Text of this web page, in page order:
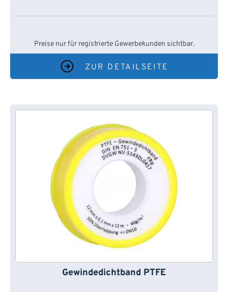
Preise nur für registrierte Gewerbekunden sichtbar.
ZUR DETAILSEITE
Gewindedichtband PTFE